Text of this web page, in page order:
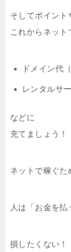
そしてポイント
これからネッ
ドメイン代
レンタルサ
などに
充てましょう！
ネットで稼ぐた
人は「お金を払
損したくない！